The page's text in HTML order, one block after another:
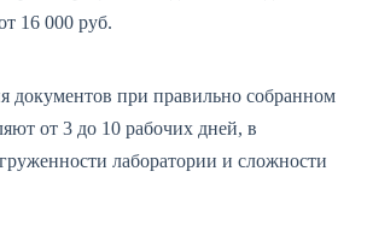
16 000 руб.
документов при правильно собранном
от 3 до 10 рабочих дней, в
лаборатории и сложности